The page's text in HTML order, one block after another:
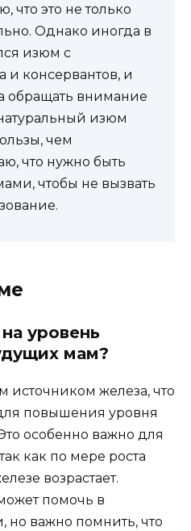
что это не только
Однако иногда в
изюм с
и консервантов, и
обращать внимание
изюм
чем
что нужно быть
чтобы не вызвать
уровень
мам?
источником железа, что
повышения уровня
особенно важно для
как по мере роста
возрастает.
помочь в
но важно помнить, что